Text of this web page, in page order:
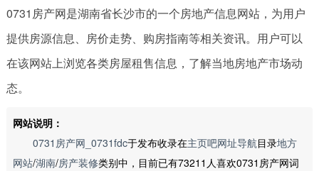
0731房产网是湖南省长沙市的一个房地产信息网站，为用户
提供房源信息、房价走势、购房指南等相关资讯。用户可以
在该网站上浏览各类房屋租售信息，了解当地房地产市场动
态。
网站说明：
0731房产网_0731fdc于发布收录在主页吧网址导航目录地方
网站/湖南/房产装修类别中，目前已有73211人喜欢0731房产网词